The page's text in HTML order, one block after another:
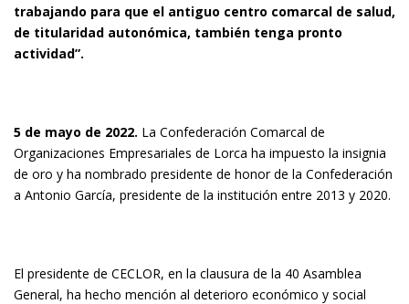
trabajando para que el antiguo centro comarcal de salud,
de titularidad autonómica, también tenga pronto
actividad”.
5 de mayo de 2022. La Confederación Comarcal de
Organizaciones Empresariales de Lorca ha impuesto la insignia
de oro y ha nombrado presidente de honor de la Confederación
a Antonio García, presidente de la institución entre 2013 y 2020.
El presidente de CECLOR, en la clausura de la 40 Asamblea
General, ha hecho mención al deterioro económico y social